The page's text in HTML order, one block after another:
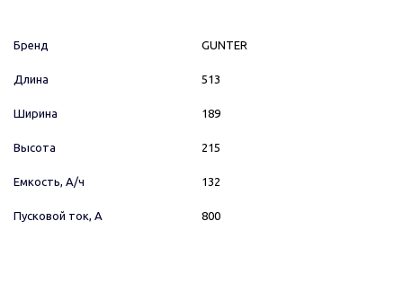
Бренд GUNTER
Длина 513
Ширина 189
Высота 215
Емкость, А/ч 132
Пусковой ток, А 800